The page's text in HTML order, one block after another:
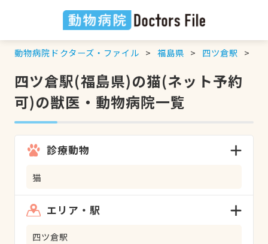
動物病院ドクターズ・ファイル 福島県 四ツ倉駅
四ツ倉駅(福島県)の猫(ネット予約
可)の獣医・動物病院一覧
診療動物
猫
エリア・駅
四ツ倉駅